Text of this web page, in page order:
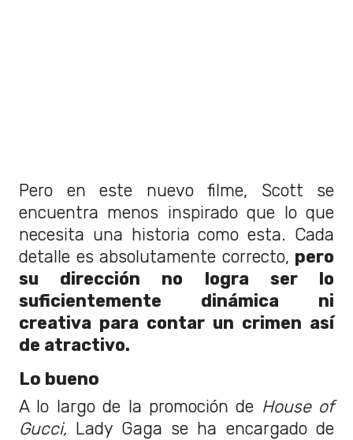
Pero en este nuevo filme, Scott se
encuentra menos inspirado que lo que
necesita una historia como esta. Cada
detalle es absolutamente correcto, pero
su dirección no logra ser lo
suficientemente dinámica ni
creativa para contar un crimen así
de atractivo.
Lo bueno
A lo largo de la promoción de House of
Gucci, Lady Gaga se ha encargado de